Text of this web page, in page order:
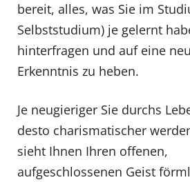
bereit, alles, was Sie im
Selbststudium) je gelernt
hinterfragen und auf eine
Erkenntnis zu heben.
Je neugieriger Sie durchs
desto charismatischer
sieht Ihnen Ihren offenen,
aufgeschlossenen Geist